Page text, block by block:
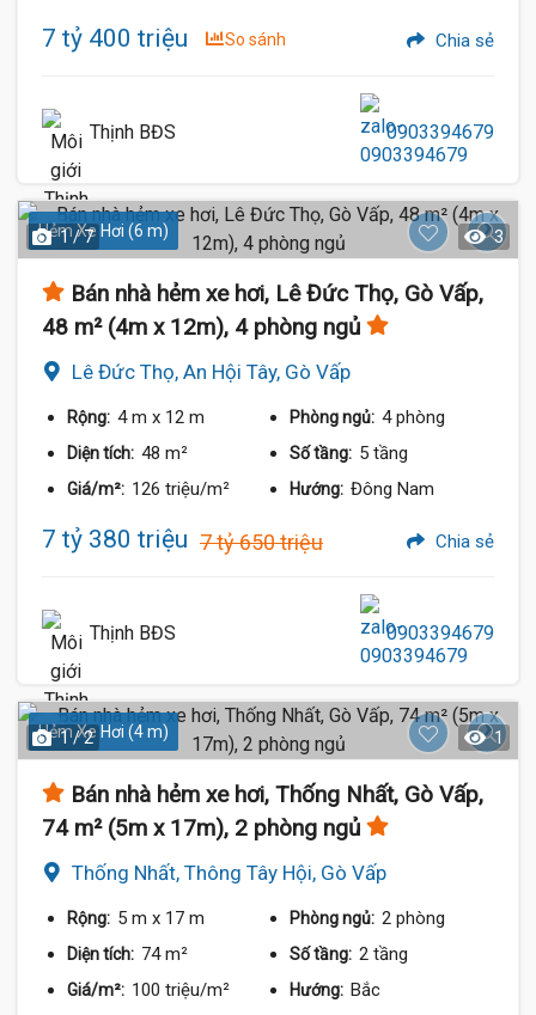
7 tỷ 400 triệu So sánh Chia sẻ
Thịnh BĐS 0903394679
Hẻm Xe Hơi (6 m)
1 / 7 3
Bán nhà hẻm xe hơi, Lê Đức Thọ, Gò Vấp,
48 m² (4m x 12m), 4 phòng ngủ
Lê Đức Thọ, An Hội Tây, Gò Vấp
Rộng: 4 m x 12 m Phòng ngủ: 4 phòng
Diện tích: 48 m² Số tầng: 5 tầng
Giá/m²: 126 triệu/m² Hướng: Đông Nam
7 tỷ 380 triệu 7 tỷ 650 triệu Chia sẻ
Thịnh BĐS 0903394679
Hẻm Xe Hơi (4 m)
1 / 2 1
Bán nhà hẻm xe hơi, Thống Nhất, Gò Vấp,
74 m² (5m x 17m), 2 phòng ngủ
Thống Nhất, Thông Tây Hội, Gò Vấp
Rộng: 5 m x 17 m Phòng ngủ: 2 phòng
Diện tích: 74 m² Số tầng: 2 tầng
Giá/m²: 100 triệu/m² Hướng: Bắc